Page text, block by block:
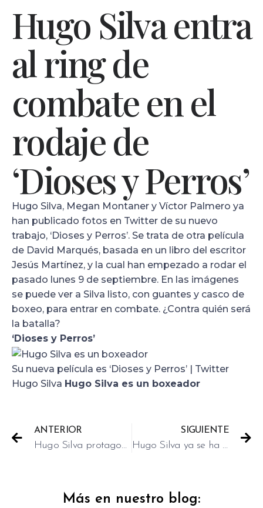
Hugo Silva entra
al ring de
combate en el
rodaje de
‘Dioses y Perros’
Hugo Silva, Megan Montaner y Víctor Palmero ya
han publicado fotos en Twitter de su nuevo
trabajo, ‘Dioses y Perros’. Se trata de otra película
de David Marqués, basada en un libro del escritor
Jesús Martínez, y la cual han empezado a rodar el
pasado lunes 9 de septiembre. En las imágenes
se puede ver a Silva listo, con guantes y casco de
boxeo, para entrar en combate. ¿Contra quién será
la batalla?
‘Dioses y Perros’
Su nueva película es ‘Dioses y Perros’ | Twitter
Hugo Silva Hugo Silva es un boxeador
ANTERIOR
Hugo Silva protagoniza ‘Dioses y Perros’
SIGUIENTE
Hugo Silva ya se ha puesto los guantes y el casco
Más en nuestro blog: